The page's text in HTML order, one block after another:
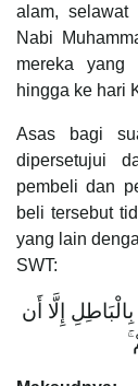
alam, selawat
Nabi
mereka yang
hingga ke hari
Asas bagi
dipersetujui
pembeli dan
beli tersebut
yang lain
SWT:
بِالْبَاطِلِ إِلَّا أَن